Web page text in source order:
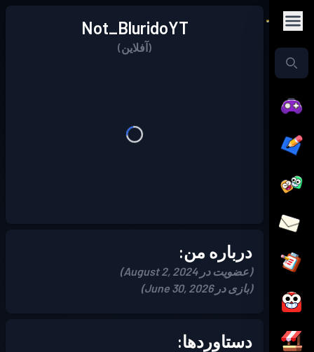
Not_BluridoYT
(آفلاین)
درباره من:
(عضویت در August 2, 2024)
(بازی در June 30, 2026)
دستاوردها: